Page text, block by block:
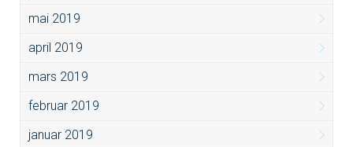
mai 2019
april 2019
mars 2019
februar 2019
januar 2019